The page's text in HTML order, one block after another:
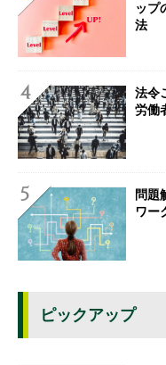
ップ
法
法令
労働
問題
ワー
ピックアップ